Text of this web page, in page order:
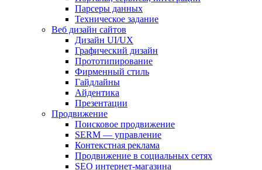
Парсеры данных
Техническое задание
Веб дизайн сайтов
Дизайн UI/UX
Графический дизайн
Прототипирование
Фирменный стиль
Гайдлайны
Айдентика
Презентации
Продвижение
Поисковое продвижение
SERM — управление
Контекстная реклама
Продвижение в социальных сетях
SEO интернет-магазина